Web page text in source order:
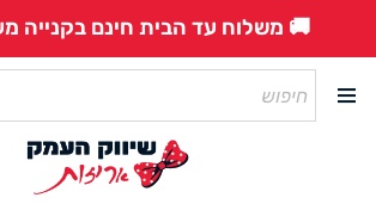
🚚 משלוח עד הבית חינם בקנייה מעל